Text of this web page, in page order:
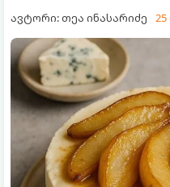
ავტორი: თეა ინასარიძე 25